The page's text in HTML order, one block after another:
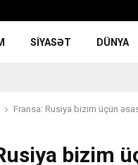
SIYASƏT DÜNYA
Fransa: Rusiya bizim üçün
bizim